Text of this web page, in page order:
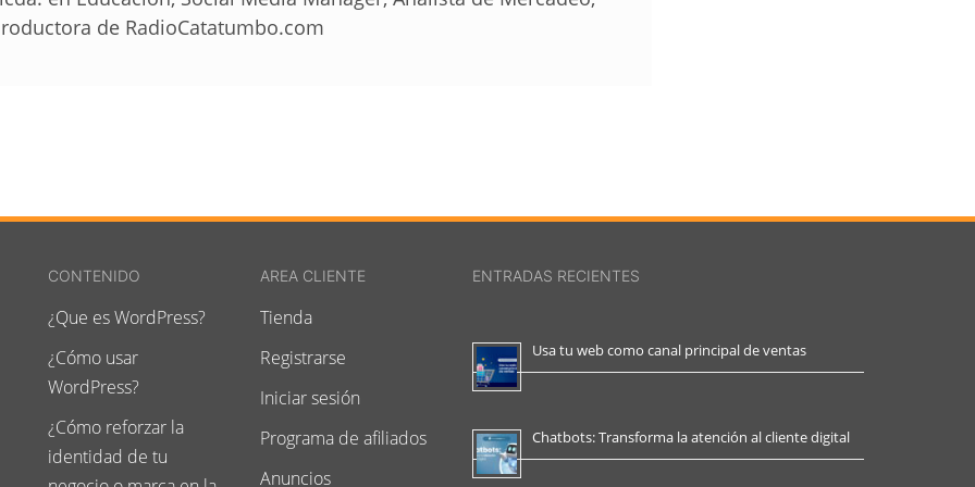
de RadioCatatumbo.com
CONTENIDO
¿Que es WordPress?
¿Cómo usar
WordPress?
¿Cómo reforzar la
identidad de tu
AREA CLIENTE
Tienda
Registrarse
Iniciar sesión
Programa de afiliados
Anuncios
ENTRADAS RECIENTES
Usa tu web como canal principal de ventas
Chatbots: Transforma la atención al cliente digital